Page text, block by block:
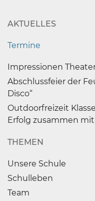
AKTUELLES
Termine
Impressionen
Abschlussfeier der
Disco“
Outdoorfreizeit
Erfolg zusammen mit
THEMEN
Unsere Schule
Schulleben
Team